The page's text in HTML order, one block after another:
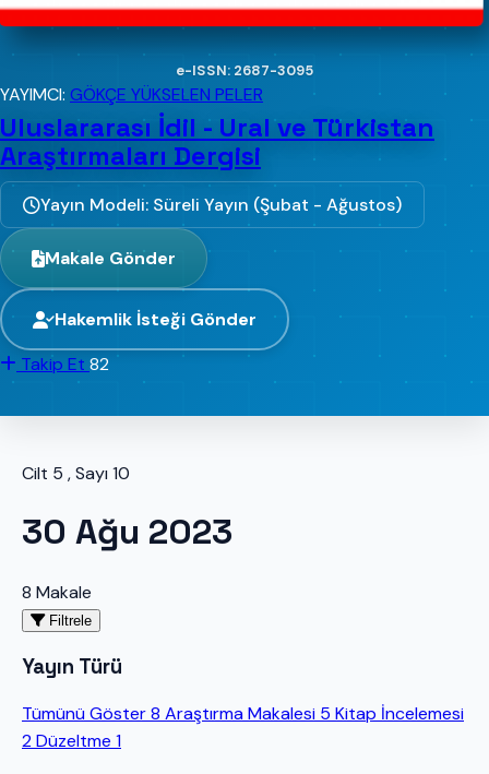
e-ISSN: 2687-3095
YAYIMCI: GÖKÇE YÜKSELEN PELER
Uluslararası İdil - Ural ve Türkistan
Araştırmaları Dergisi
Yayın Modeli: Süreli Yayın (Şubat - Ağustos)
Makale Gönder
Hakemlik İsteği Gönder
Takip Et 82
Cilt 5 , Sayı 10
30 Ağu 2023
8 Makale
Filtrele
Yayın Türü
Tümünü Göster8 Araştırma Makalesi 5 Kitap İncelemesi
2Düzeltme 1